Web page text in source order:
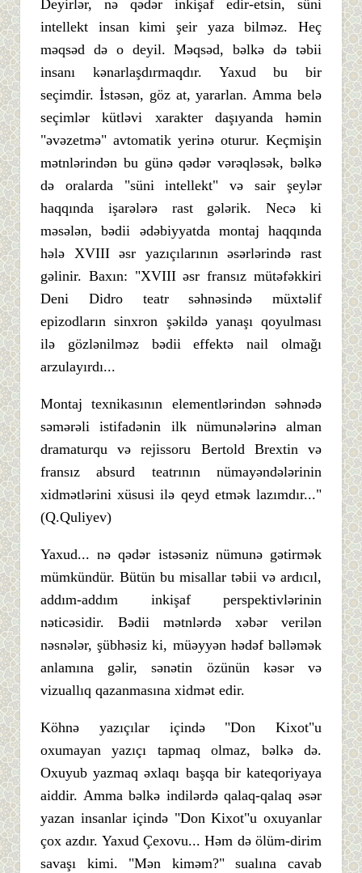
Deyirlər, nə qədər inkişaf edir-etsin, süni
intellekt insan kimi şeir yaza bilməz. Heç
məqsəd də o deyil. Məqsəd, bəlkə də təbii
insanı kənarlaşdırmaqdır. Yaxud bu bir
seçimdir. İstəsən, göz at, yararlan. Amma belə
seçimlər kütləvi xarakter daşıyanda həmin
"əvəzetmə" avtomatik yerinə oturur. Keçmişin
mətnlərindən bu günə qədər vərəqləsək, bəlkə
də oralarda "süni intellekt" və sair şeylər
haqqında işarələrə rast gələrik. Necə ki
məsələn, bədii ədəbiyyatda montaj haqqında
hələ XVIII əsr yazıçılarının əsərlərində rast
gəlinir. Baxın: "XVIII əsr fransız mütəfəkkiri
Deni Didro teatr səhnəsində müxtəlif
epizodların sinxron şəkildə yanaşı qoyulması
ilə gözlənilməz bədii effektə nail olmağı
arzulayırdı...
Montaj texnikasının elementlərindən səhnədə
səmərəli istifadənin ilk nümunələrinə alman
dramaturqu və rejissoru Bertold Brextin və
fransız absurd teatrının nümayəndələrinin
xidmətlərini xüsusi ilə qeyd etmək lazımdır..."
(Q.Quliyev)
Yaxud... nə qədər istəsəniz nümunə gətirmək
mümkündür. Bütün bu misallar təbii və ardıcıl,
addım-addım inkişaf perspektivlərinin
nəticəsidir. Bədii mətnlərdə xəbər verilən
nəsnələr, şübhəsiz ki, müəyyən hədəf bəlləmək
anlamına gəlir, sənətin özünün kəsər və
vizuallıq qazanmasına xidmət edir.
Köhnə yazıçılar içində "Don Kixot"u
oxumayan yazıçı tapmaq olmaz, bəlkə də.
Oxuyub yazmaq əxlaqı başqa bir kateqoriyaya
aiddir. Amma bəlkə indilərdə qalaq-qalaq əsər
yazan insanlar içində "Don Kixot"u oxuyanlar
çox azdır. Yaxud Çexovu... Həm də ölüm-dirim
savaşı kimi. "Mən kiməm?" sualına cavab